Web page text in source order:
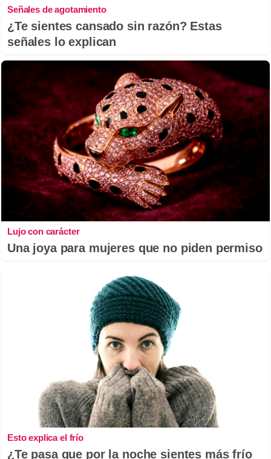
Señales de agotamiento
¿Te sientes cansado sin razón? Estas
señales lo explican
Lujo con carácter
Una joya para mujeres que no piden permiso
Esto explica el frío
¿Te pasa que por la noche sientes más frío